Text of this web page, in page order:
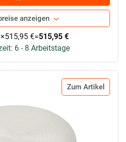
anzeigen
×515,95 €=515,95 €
6 - 8 Arbeitstage
Zum Artikel